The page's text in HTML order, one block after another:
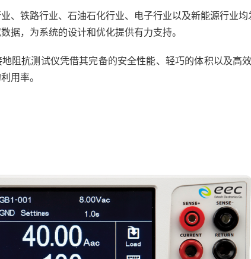
、铁路行业、石油石化行业、电子行业以及新能源行业
据，为系统的设计和优化提供有力支持。
阻抗测试仪凭借其完备的安全性能、轻巧的体积以及
用率。